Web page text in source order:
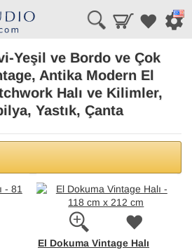
Yeşil ve Bordo ve Çok
Antika Modern El
Halı ve Kilimler,
Yastık, Çanta
El Dokuma Vintage Halı